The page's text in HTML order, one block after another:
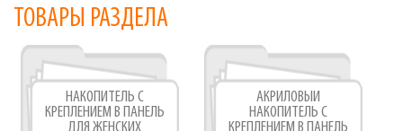
ТОВАРЫ РАЗДЕЛА
НАКОПИТЕЛЬ С
КРЕПЛЕНИЕМ В ПАНЕЛЬ
АКРИЛОВЫЙ
НАКОПИТЕЛЬ С